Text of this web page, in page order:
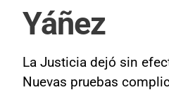
Yáñez
La Justicia dejó sin
Nuevas pruebas